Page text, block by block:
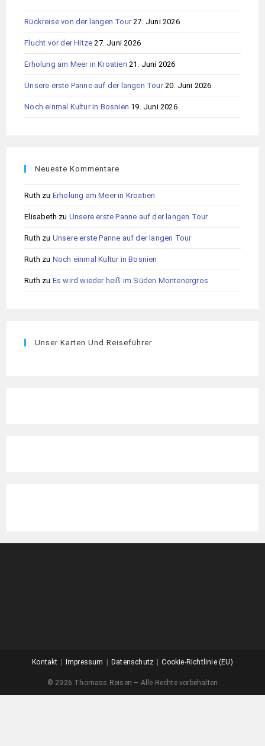
Rückreise von der langen Tour 27. Juni 2026
Flucht vor der Hitze 27. Juni 2026
Erholung am Meer in Kroatien 21. Juni 2026
Unsere erste Panne auf der langen Tour 20. Juni 2026
Noch einmal Kultur in Bosnien 19. Juni 2026
Neueste Kommentare
Ruth zu Erholung am Meer in Kroatien
Elisabeth zu Unsere erste Panne auf der langen Tour
Ruth zu Unsere erste Panne auf der langen Tour
Ruth zu Noch einmal Kultur in Bosnien
Ruth zu Es wird wieder heiß im Süden Montenergros
Unser Karten Und Reiseführer
Kontakt Impressum Datenschutz Cookie-Richtlinie (EU)
© 2026 Thomass Reisen – Alle Rechte vorbehalten